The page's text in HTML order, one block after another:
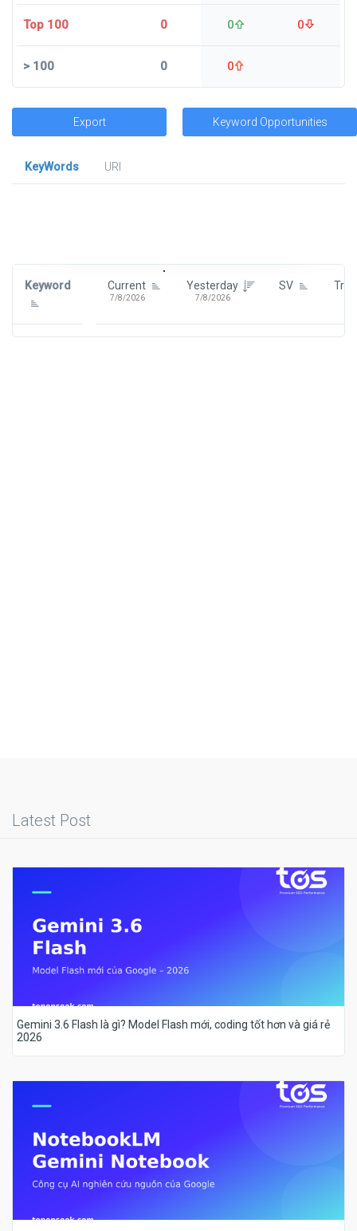
Top 100 0 0 0
>100 0 0
Export Keyword Opportunities
KeyWords
URl
Keyword Current
7/8/2026
Yesterday
7/8/2026
SV
Latest Post
Gemini 3.6 Flash là gì? Model Flash mới, coding tốt hơn và giá rẻ
2026